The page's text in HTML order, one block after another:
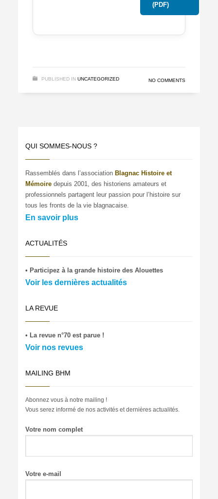
(PDF)
PUBLISHED IN UNCATEGORIZED NO COMMENTS
QUI SOMMES-NOUS ?
Rassemblés dans l’associationBlagnac Histoire et
Mémoire depuis 2001, des historiens amateurs et
professionnels partagent leur passion pour l’histoire sur
tous les fronts de la vie blagnacaise.
En savoir plus
ACTUALITÉS
• Participez à la grande histoire des Alouettes
Voir les dernières actualités
LA REVUE
• La revue n°70 est parue !
Voir nos revues
MAILING BHM
Abonnez vous à notre mailing !
Vous serez informé de nos activités et dernières actualités.
Votre nom complet
Votre e-mail